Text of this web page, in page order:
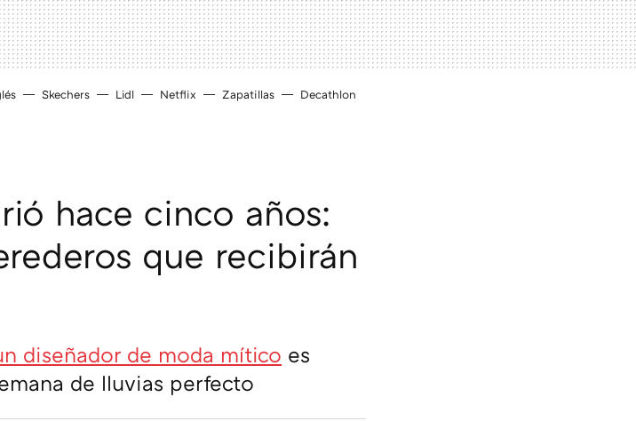
Skechers Lidl Netflix Zapatillas Decathlon
hace cinco años:
que recibirán
diseñador de moda mítico es
de lluvias perfecto